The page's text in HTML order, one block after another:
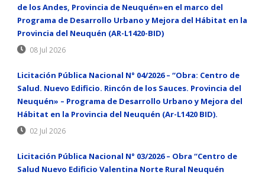
de los Andes, Provincia de Neuquén»en el marco del
Programa de Desarrollo Urbano y Mejora del Hábitat en la
Provincia del Neuquén (AR-L1420-BID)
08 Jul 2026
Licitación Pública Nacional N° 04/2026 – “Obra: Centro de
Salud. Nuevo Edificio. Rincón de los Sauces. Provincia del
Neuquén» – Programa de Desarrollo Urbano y Mejora del
Hábitat en la Provincia del Neuquén (Ar-L1420 BID).
02 Jul 2026
Licitación Pública Nacional N° 03/2026 – Obra “Centro de
Salud Nuevo Edificio Valentina Norte Rural Neuquén